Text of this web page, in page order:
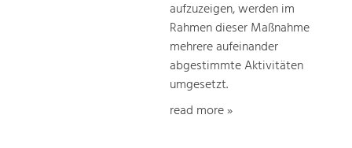
aufzuzeigen, werden im
Rahmen dieser Maßnahme
mehrere aufeinander
abgestimmte Aktivitäten
umgesetzt.
read more »